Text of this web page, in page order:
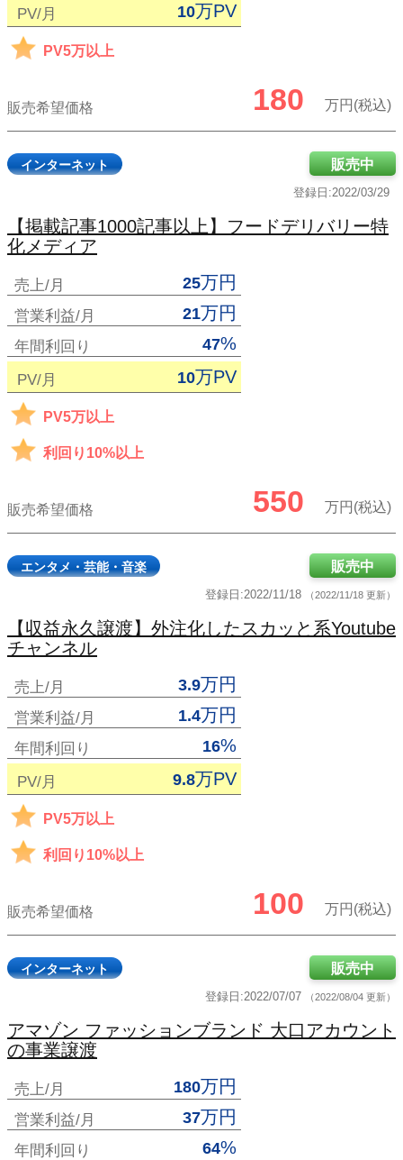
PV/月 10万PV
PV5万以上
販売希望価格 180 万円(税込)
インターネット
登録日:2022/03/29
販売中
【掲載記事1000記事以上】フードデリバリー特
化メディア
売上/月 25万円
営業利益/月 21万円
年間利回り 47%
PV/月 10万PV
PV5万以上
利回り10%以上
販売希望価格 550 万円(税込)
エンタメ・芸能・音楽
登録日:2022/11/18 （2022/11/18 更新）
販売中
【収益永久譲渡】外注化したスカッと系Youtube
チャンネル
売上/月 3.9万円
営業利益/月 1.4万円
年間利回り 16%
PV/月 9.8万PV
PV5万以上
利回り10%以上
販売希望価格 100 万円(税込)
インターネット
登録日:2022/07/07 （2022/08/04 更新）
販売中
アマゾン ファッションブランド 大口アカウント
の事業譲渡
売上/月 180万円
営業利益/月 37万円
年間利回り 64%